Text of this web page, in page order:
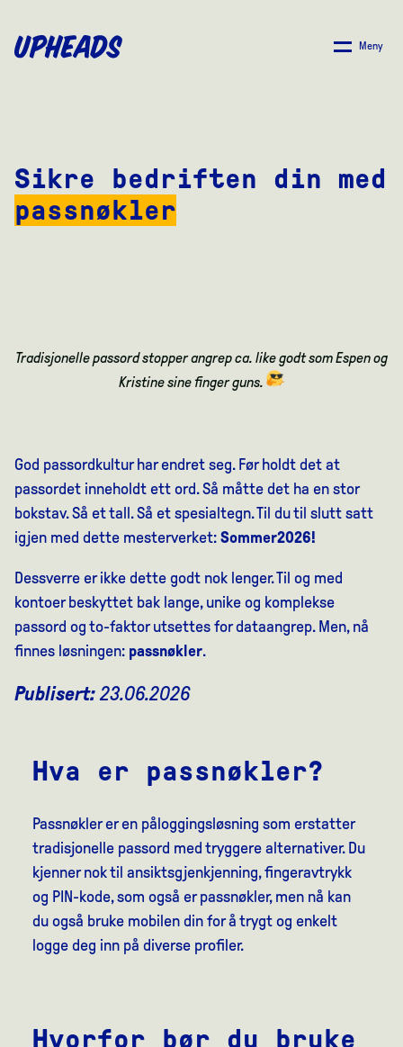
MAIN
Meny
Sikre bedriften din med
passnøkler
God passordkultur har endret seg. Før holdt det at
passordet inneholdt ett ord. Så måtte det ha en stor
bokstav. Så et tall. Så et spesialtegn. Til du til slutt satt
igjen med dette mesterverket: Sommer2026!
Dessverre er ikke dette godt nok lenger. Til og med
kontoer beskyttet bak lange, unike og komplekse
passord og to-faktor utsettes for dataangrep. Men, nå
finnes løsningen: passnøkler.
Publisert:23.06.2026
Tradisjonelle passord stopper angrep ca. like godt som Espen og
Kristine sine finger guns.
Hva er passnøkler?
Passnøkler er en påloggingsløsning som erstatter
tradisjonelle passord med tryggere alternativer. Du
kjenner nok til ansiktsgjenkjenning, fingeravtrykk
og PIN-kode, som også er passnøkler, men nå kan
du også bruke mobilen din for å trygt og enkelt
logge deg inn på diverse profiler.
Hvorfor bør du bruke